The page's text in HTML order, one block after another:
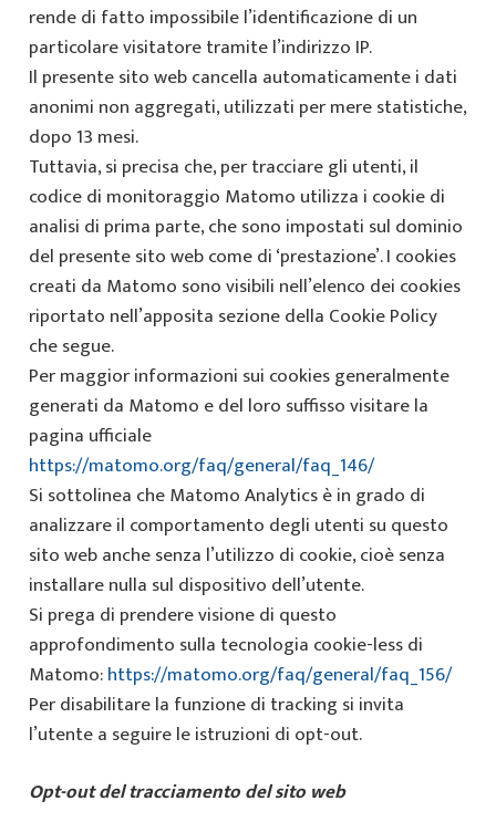
rende di fatto impossibile l’identificazione di un
particolare visitatore tramite l’indirizzo IP.
Il presente sito web cancella automaticamente i dati
anonimi non aggregati, utilizzati per mere statistiche,
dopo 13 mesi.
Tuttavia, si precisa che, per tracciare gli utenti, il
codice di monitoraggio Matomo utilizza i cookie di
analisi di prima parte, che sono impostati sul dominio
del presente sito web come di ‘prestazione’. I cookies
creati da Matomo sono visibili nell’elenco dei cookies
riportato nell’apposita sezione della Cookie Policy
che segue.
Per maggior informazioni sui cookies generalmente
generati da Matomo e del loro suffisso visitare la
pagina ufficiale
https://matomo.org/faq/general/faq_146/
Si sottolinea che Matomo Analytics è in grado di
analizzare il comportamento degli utenti su questo
sito web anche senza l’utilizzo di cookie, cioè senza
installare nulla sul dispositivo dell’utente.
Si prega di prendere visione di questo
approfondimento sulla tecnologia cookie-less di
Matomo:https://matomo.org/faq/general/faq_156/
Per disabilitare la funzione di tracking si invita
l’utente a seguire le istruzioni di opt-out.
Opt-out del tracciamento del sito web